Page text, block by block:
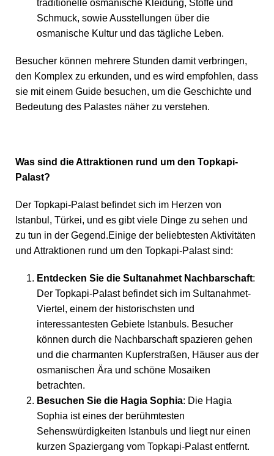
traditionelle osmanische Kleidung, Stoffe und
Schmuck, sowie Ausstellungen über die
osmanische Kultur und das tägliche Leben.
Besucher können mehrere Stunden damit verbringen,
den Komplex zu erkunden, und es wird empfohlen, dass
sie mit einem Guide besuchen, um die Geschichte und
Bedeutung des Palastes näher zu verstehen.
Was sind die Attraktionen rund um den Topkapi-
Palast?
Der Topkapi-Palast befindet sich im Herzen von
Istanbul, Türkei, und es gibt viele Dinge zu sehen und
zu tun in der Gegend.Einige der beliebtesten Aktivitäten
und Attraktionen rund um den Topkapi-Palast sind:
Entdecken Sie die Sultanahmet Nachbarschaft:
Der Topkapi-Palast befindet sich im Sultanahmet-
Viertel, einem der historischsten und
interessantesten Gebiete Istanbuls. Besucher
können durch die Nachbarschaft spazieren gehen
und die charmanten Kupferstraßen, Häuser aus der
osmanischen Ära und schöne Mosaiken
betrachten.
Besuchen Sie die Hagia Sophia: Die Hagia
Sophia ist eines der berühmtesten
Sehenswürdigkeiten Istanbuls und liegt nur einen
kurzen Spaziergang vom Topkapi-Palast entfernt.